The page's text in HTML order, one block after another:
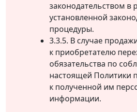
законодательством в
установленной
процедуры.
3.3.5. В случае
к приобретателю
обязательства по
настоящей Политики
к полученной им
информации.